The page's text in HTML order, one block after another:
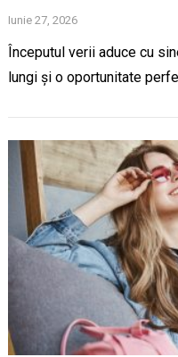
Iunie 27, 2026
Începutul verii aduce cu
lungi și o oportunitate